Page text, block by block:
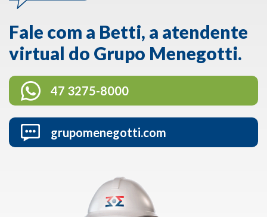
Fale com a Betti, a atendente
virtual do Grupo Menegotti.
47 3275-8000
grupomenegotti.com